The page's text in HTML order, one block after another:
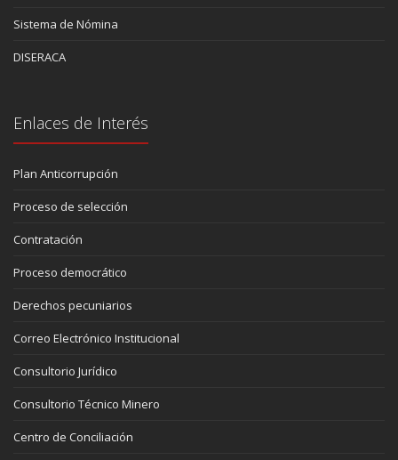
Sistema de Nómina
DISERACA
Enlaces de Interés
Plan Anticorrupción
Proceso de selección
Contratación
Proceso democrático
Derechos pecuniarios
Correo Electrónico Institucional
Consultorio Jurídico
Consultorio Técnico Minero
Centro de Conciliación